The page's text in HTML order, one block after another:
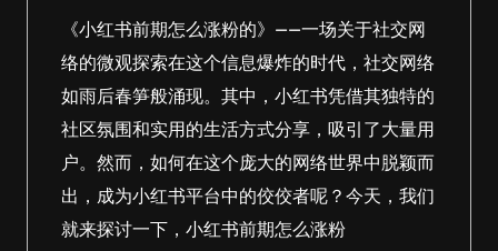
《小红书前期怎么涨粉的》——一场关于社交网
络的微观探索在这个信息爆炸的时代，社交网络
如雨后春笋般涌现。其中，小红书凭借其独特的
社区氛围和实用的生活方式分享，吸引了大量用
户。然而，如何在这个庞大的网络世界中脱颖而
出，成为小红书平台中的佼佼者呢？今天，我们
就来探讨一下，小红书前期怎么涨粉